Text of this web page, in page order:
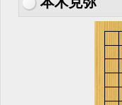
本木克弥